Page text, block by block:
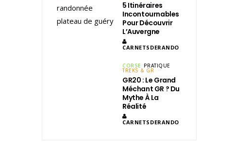
5 Itinéraires
Incontournables
Pour Découvrir
L’Auvergne
CARNETSDERANDO
CORSE PRATIQUE
TREKS & GR
GR20 : Le Grand
Méchant GR ? Du
Mythe À La
Réalité
CARNETSDERANDO